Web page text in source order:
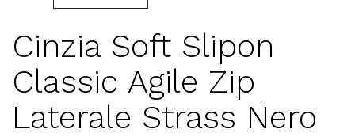
Cinzia Soft Slipon
Classic Agile Zip
Laterale Strass Nero